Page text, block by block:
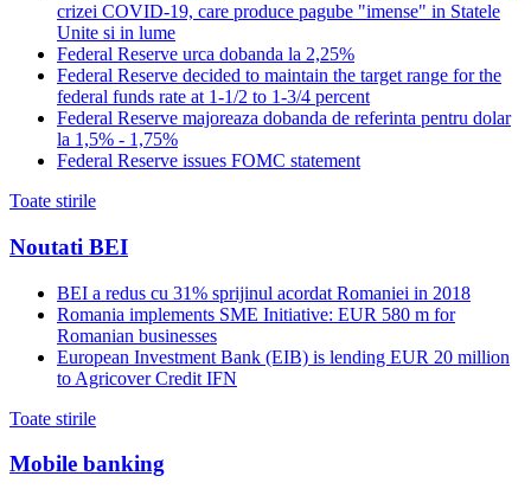
crizei COVID-19, care produce pagube "imense" in Statele
Unite si in lume
Federal Reserve urca dobanda la 2,25%
Federal Reserve decided to maintain the target range for the
federal funds rate at 1-1/2 to 1-3/4 percent
Federal Reserve majoreaza dobanda de referinta pentru dolar
la 1,5% - 1,75%
Federal Reserve issues FOMC statement
Toate stirile
Noutati BEI
BEI a redus cu 31% sprijinul acordat Romaniei in 2018
Romania implements SME Initiative: EUR 580 m for
Romanian businesses
European Investment Bank (EIB) is lending EUR 20 million
to Agricover Credit IFN
Toate stirile
Mobile banking